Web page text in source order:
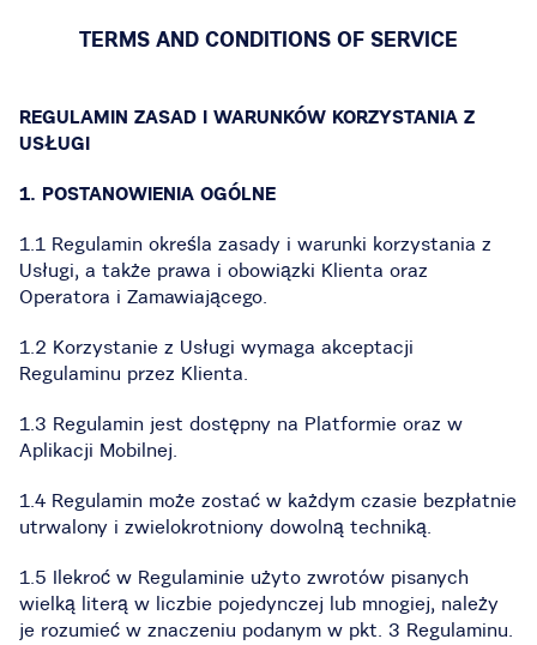
TERMS AND CONDITIONS OF SERVICE
REGULAMIN ZASAD I WARUNKÓW KORZYSTANIA Z
USŁUGI
1. POSTANOWIENIA OGÓLNE
1.1 Regulamin określa zasady i warunki korzystania z
Usługi, a także prawa i obowiązki Klienta oraz
Operatora i Zamawiającego.
1.2 Korzystanie z Usługi wymaga akceptacji
Regulaminu przez Klienta.
1.3 Regulamin jest dostępny na Platformie oraz w
Aplikacji Mobilnej.
1.4 Regulamin może zostać w każdym czasie bezpłatnie
utrwalony i zwielokrotniony dowolną techniką.
1.5 Ilekroć w Regulaminie użyto zwrotów pisanych
wielką literą w liczbie pojedynczej lub mnogiej, należy
je rozumieć w znaczeniu podanym w pkt. 3 Regulaminu.